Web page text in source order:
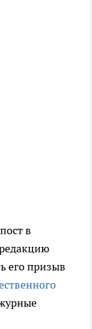
в
его призыв